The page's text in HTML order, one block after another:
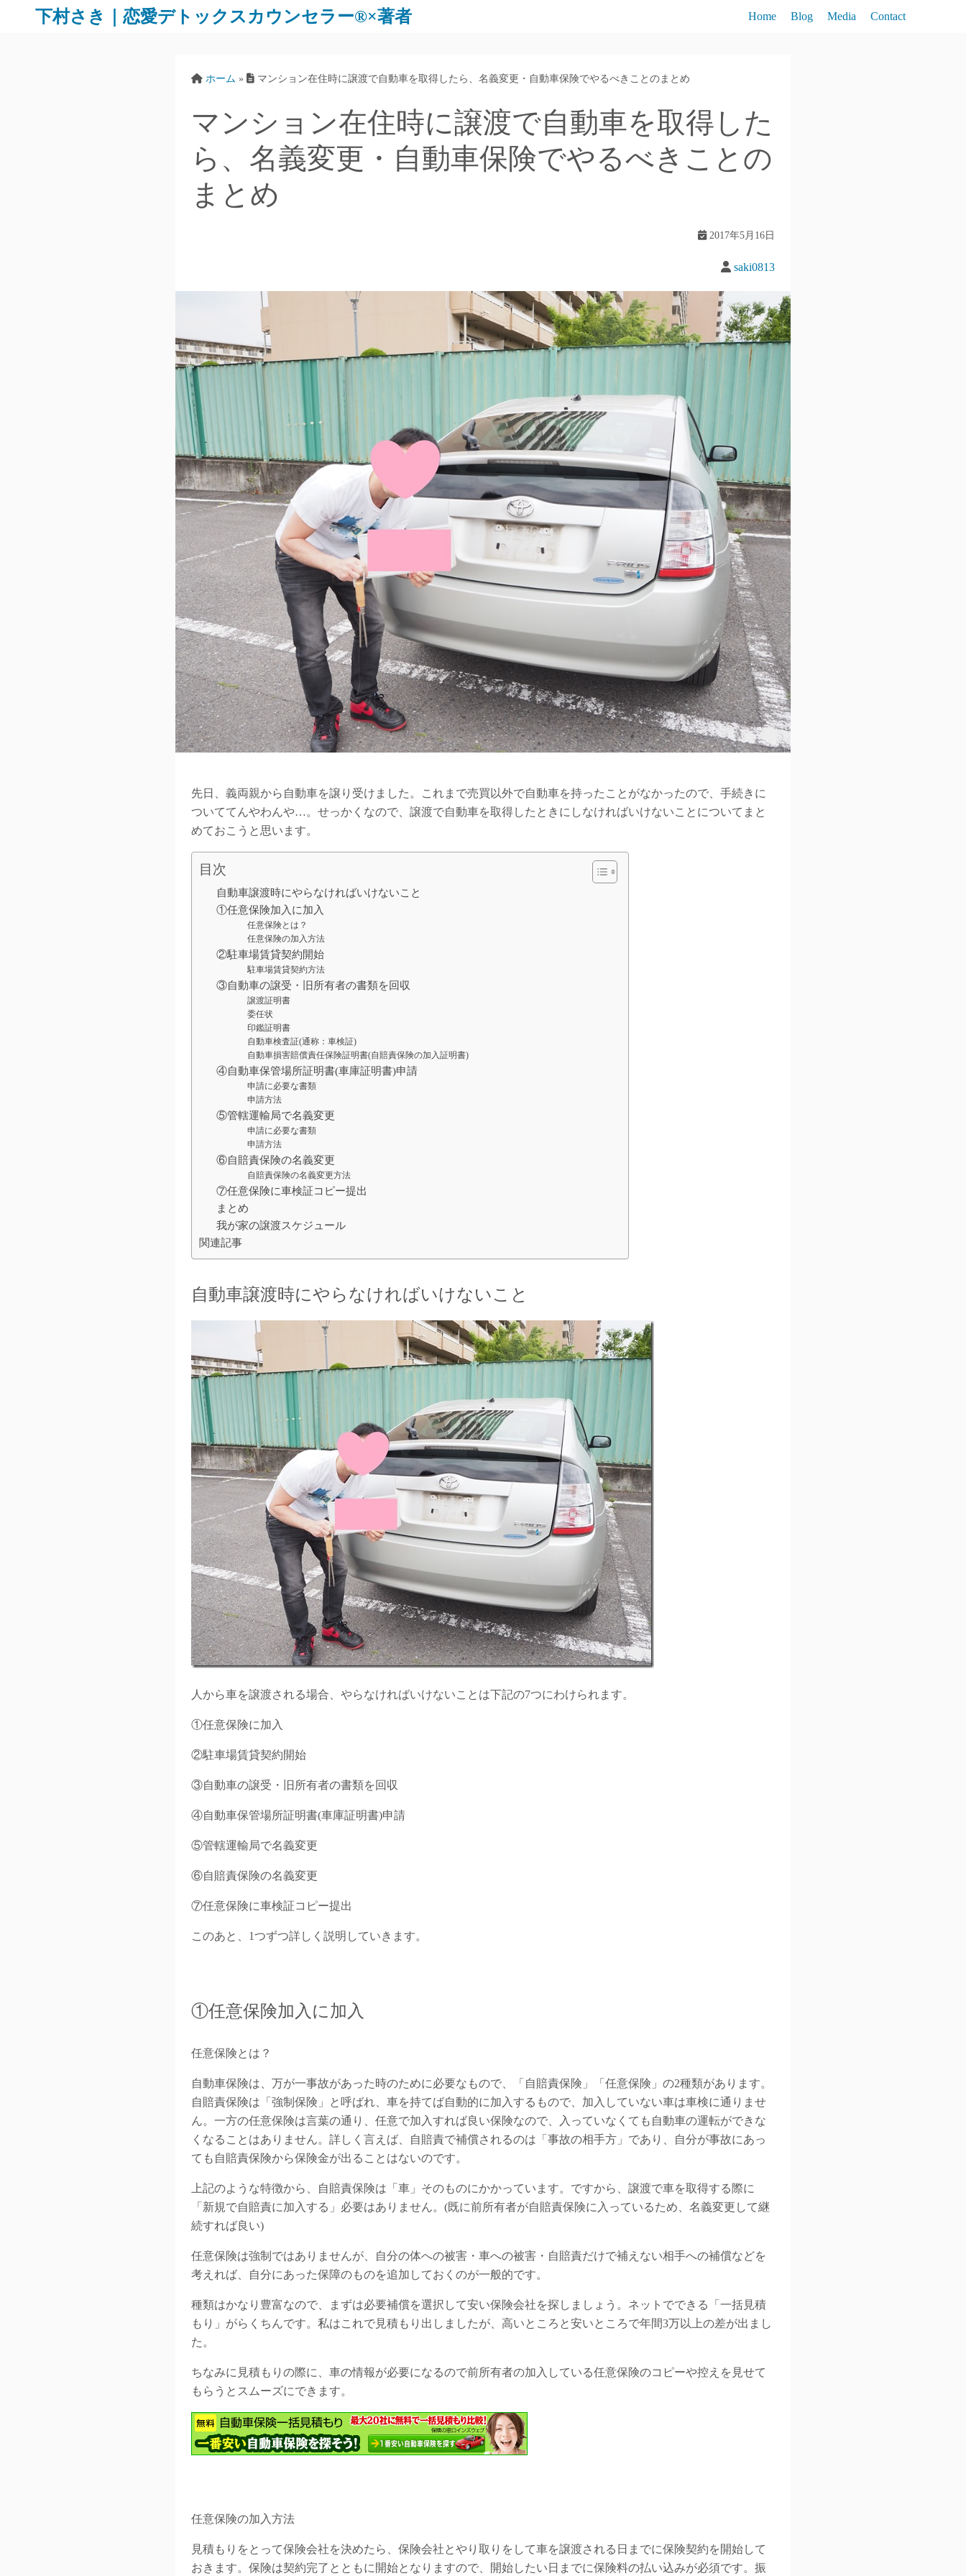
下村さき｜恋愛デトックスカウンセラー®×著者 Home Blog Media Contact
ホーム » マンション在住時に譲渡で自動車を取得したら、名義変更・自動車保険でやるべきことのまとめ
マンション在住時に譲渡で自動車を取得した
ら、名義変更・自動車保険でやるべきことの
まとめ
2017年5月16日
saki0813
先日、義両親から自動車を譲り受けました。これまで売買以外で自動車を持ったことがなかったので、手続きに
ついててんやわんや…。せっかくなので、譲渡で自動車を取得したときにしなければいけないことについてまと
めておこうと思います。
目次
自動車譲渡時にやらなければいけないこと
①任意保険加入に加入
任意保険とは？
任意保険の加入方法
②駐車場賃貸契約開始
駐車場賃貸契約方法
③自動車の譲受・旧所有者の書類を回収
譲渡証明書
委任状
印鑑証明書
自動車検査証(通称：車検証)
自動車損害賠償責任保険証明書(自賠責保険の加入証明書)
④自動車保管場所証明書(車庫証明書)申請
申請に必要な書類
申請方法
⑤管轄運輸局で名義変更
申請に必要な書類
申請方法
⑥自賠責保険の名義変更
自賠責保険の名義変更方法
⑦任意保険に車検証コピー提出
まとめ
我が家の譲渡スケジュール
関連記事
自動車譲渡時にやらなければいけないこと
人から車を譲渡される場合、やらなければいけないことは下記の7つにわけられます。
①任意保険に加入
②駐車場賃貸契約開始
③自動車の譲受・旧所有者の書類を回収
④自動車保管場所証明書(車庫証明書)申請
⑤管轄運輸局で名義変更
⑥自賠責保険の名義変更
⑦任意保険に車検証コピー提出
このあと、1つずつ詳しく説明していきます。
①任意保険加入に加入
任意保険とは？
自動車保険は、万が一事故があった時のために必要なもので、「自賠責保険」「任意保険」の2種類があります。
自賠責保険は「強制保険」と呼ばれ、車を持てば自動的に加入するもので、加入していない車は車検に通りませ
ん。一方の任意保険は言葉の通り、任意で加入すれば良い保険なので、入っていなくても自動車の運転ができな
くなることはありません。詳しく言えば、自賠責で補償されるのは「事故の相手方」であり、自分が事故にあっ
ても自賠責保険から保険金が出ることはないのです。
上記のような特徴から、自賠責保険は「車」そのものにかかっています。ですから、譲渡で車を取得する際に
「新規で自賠責に加入する」必要はありません。(既に前所有者が自賠責保険に入っているため、名義変更して継
続すれば良い)
任意保険は強制ではありませんが、自分の体への被害・車への被害・自賠責だけで補えない相手への補償などを
考えれば、自分にあった保障のものを追加しておくのが一般的です。
種類はかなり豊富なので、まずは必要補償を選択して安い保険会社を探しましょう。ネットでできる「一括見積
もり」がらくちんです。私はこれで見積もり出しましたが、高いところと安いところで年間3万以上の差が出まし
た。
ちなみに見積もりの際に、車の情報が必要になるので前所有者の加入している任意保険のコピーや控えを見せて
もらうとスムーズにできます。
任意保険の加入方法
見積もりをとって保険会社を決めたら、保険会社とやり取りをして車を譲渡される日までに保険契約を開始して
おきます。保険は契約完了とともに開始となりますので、開始したい日までに保険料の払い込みが必須です。振